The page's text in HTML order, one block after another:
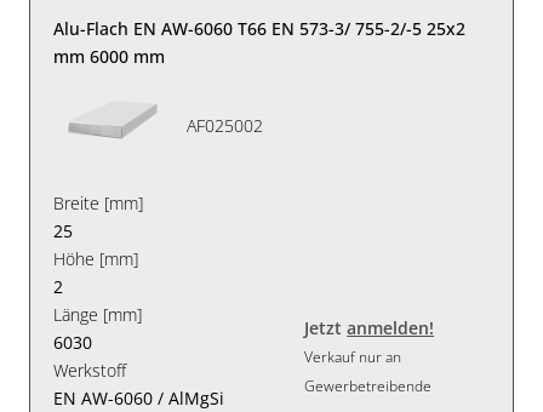
Alu-Flach EN AW-6060 T66 EN 573-3/ 755-2/-5 25x2
mm 6000 mm
AF025002
Breite [mm]
25
Höhe [mm]
2
Länge [mm]
6030
Werkstoff
EN AW-6060 / AlMgSi
Jetztanmelden!
Verkauf nur an
Gewerbetreibende